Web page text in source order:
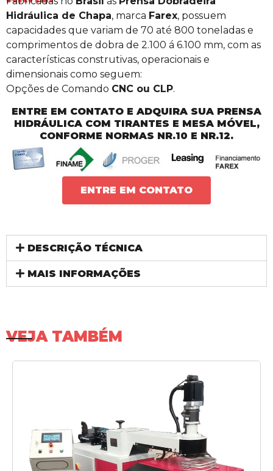
Hidráulica de Chapa, marca Farex, possuem
capacidades que variam de 70 até 800 toneladas e
comprimentos de dobra de 2.100 á 6.100 mm, com as
características construtivas, operacionais e
dimensionais como seguem:
Opções de Comando CNC ou CLP.
ENTRE EM CONTATO E ADQUIRA SUA PRENSA
HIDRÁULICA COM TIRANTES E MESA MÓVEL,
CONFORME NORMAS NR.10 E NR.12.
ENTRE EM CONTATO
DESCRIÇÃO TÉCNICA
MAIS INFORMAÇÕES
VEJA TAMBÉM